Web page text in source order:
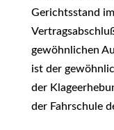
Gerichtsstand
gewöhnlichen
ist der
der
der Fahrschule